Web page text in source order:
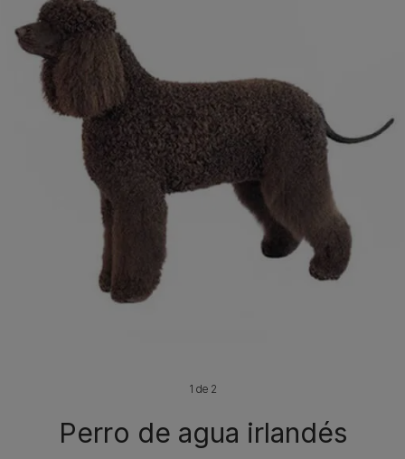
Perro de agua irlandés
1 de 2